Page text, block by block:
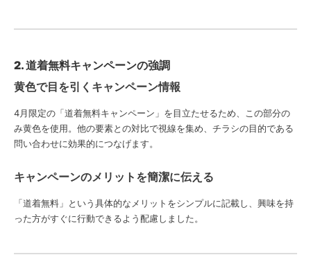
2. 道着無料キャンペーンの強調
黄色で目を引くキャンペーン情報
4月限定の「道着無料キャンペーン」を目立たせるため、この部分の
み黄色を使用。他の要素との対比で視線を集め、チラシの目的である
問い合わせに効果的につなげます。
キャンペーンのメリットを簡潔に伝える
「道着無料」という具体的なメリットをシンプルに記載し、興味を持
った方がすぐに行動できるよう配慮しました。